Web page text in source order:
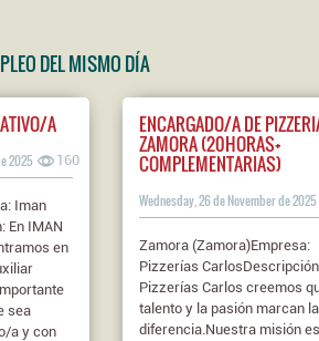
DEL MISMO DÍA
A
2025 160
Iman
En IMAN
en
sea
a y con
ENCARGADO/A DE
ZAMORA (20HORAS+
COMPLEMENTARIAS)
Wednesday, 26 de November de 2025
Zamora (Zamora)Empresa:
Pizzerías
Pizzerías Carlos creemos
talento y la pasión marcan la
diferencia.Nuestra misión es